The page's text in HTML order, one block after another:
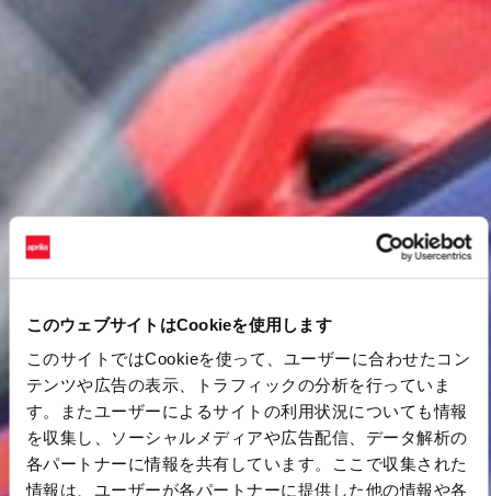
このウェブサイトはCookieを使用します
このサイトではCookieを使って、ユーザーに合わせたコン
テンツや広告の表示、トラフィックの分析を行っていま
す。またユーザーによるサイトの利用状況についても情報
を収集し、ソーシャルメディアや広告配信、データ解析の
各パートナーに情報を共有しています。ここで収集された
情報は、ユーザーが各パートナーに提供した他の情報や各